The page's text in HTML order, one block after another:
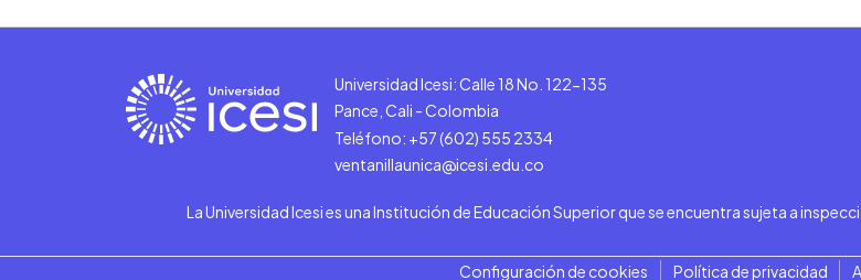
Universidad Icesi: Calle 18 No. 122-135
Pance, Cali - Colombia
Teléfono: +57 (602) 555 2334
ventanillaunica@icesi.edu.co
La Universidad Icesi es una Institución de Educación Superior que se encuentra sujeta a
Configuración de cookies Política de privacidad